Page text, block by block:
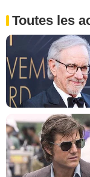
Toutes les